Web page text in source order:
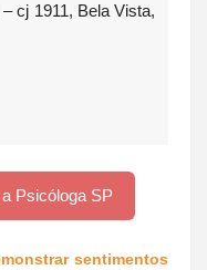
cj 1911, Bela Vista,
Psicóloga SP
sentimentos